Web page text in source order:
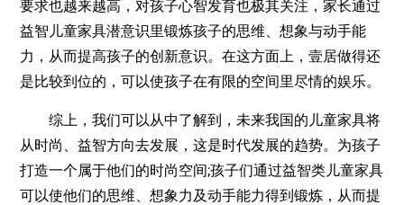
要求也越来越高，对孩子心智发育也极其关注，家长通过
益智儿童家具潜意识里锻炼孩子的思维、想象与动手能
力，从而提高孩子的创新意识。在这方面上，壹居做得还
是比较到位的，可以使孩子在有限的空间里尽情的娱乐。
综上，我们可以从中了解到，未来我国的儿童家具将
从时尚、益智方向去发展，这是时代发展的趋势。为孩子
打造一个属于他们的时尚空间;孩子们通过益智类儿童家具
可以使他们的思维、想象力及动手能力得到锻炼，从而提